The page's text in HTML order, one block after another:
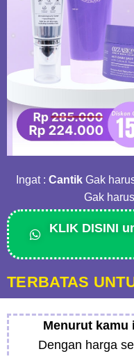
Ingat : Cantik Gak
Gak
KLIK DISINI
TERBATAS
Menurut kamu
Dengan harga